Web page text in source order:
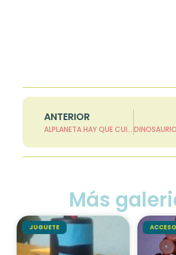
ANTERIOR
ALPLANETA HAY QUE CUIDAR
Más
JUGUETE